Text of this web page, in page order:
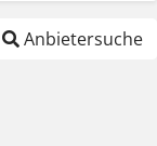
Anbietersuche